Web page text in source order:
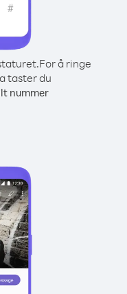
For å ringe
taster du
nummer